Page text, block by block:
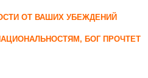
ОТ ВАШИХ УБЕЖДЕНИЙ
БОГ ПРОЧТЕТ